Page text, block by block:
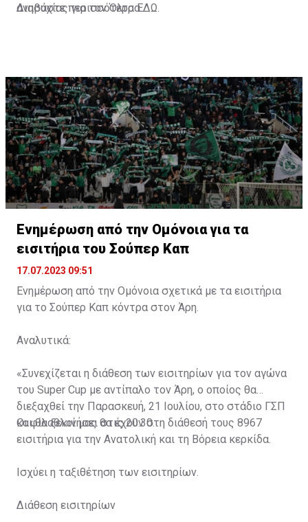
ανησυχίας για τον Όλτρα.
Διαβάστε περισσότεραΕΔΩ
Ενημέρωση από την Ομόνοια για τα
εισιτήρια του Σούπερ Καπ
17.07.2023 09:51
Ενημέρωση από την Ομόνοια σχετικά με τα εισιτήρια
για το Σούπερ Καπ κόντρα στον Άρη.
Αναλυτικά:
«Συνεχίζεται η διάθεση των εισιτηρίων για τον αγώνα
του Super Cup με αντίπαλο τον Άρη, ο οποίος θα
διεξαχθεί την Παρασκευή, 21 Ιουλίου, στο στάδιο ΓΣΠ
και θα ξεκινήσει στις 20:30.
Οι φίλαθλοί μας θα έχουν στη διάθεσή τους 8967
εισιτήρια για την Ανατολική και τη Βόρεια κερκίδα.
Ισχύει η ταξιθέτηση των εισιτηρίων.
Διάθεση εισιτηρίων